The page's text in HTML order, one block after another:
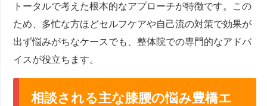
トータルで考えた根本的なアプローチが特徴です。この
ため、多忙な方ほどセルフケアや自己流の対策で効果が
出ず悩みがちなケースでも、整体院での専門的なアドバ
イスが役立ちます。
相談される主な膝腰の悩み豊橋エ